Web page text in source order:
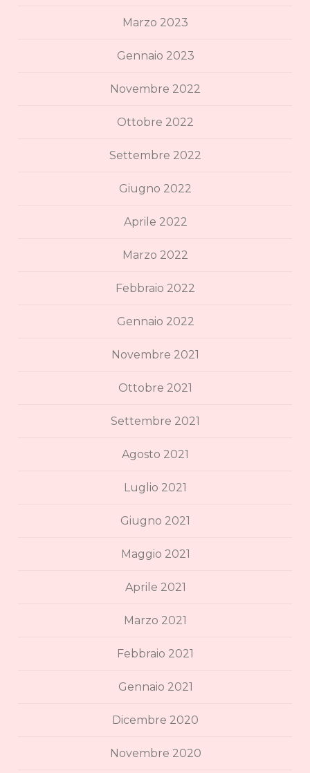
Marzo 2023
Gennaio 2023
Novembre 2022
Ottobre 2022
Settembre 2022
Giugno 2022
Aprile 2022
Marzo 2022
Febbraio 2022
Gennaio 2022
Novembre 2021
Ottobre 2021
Settembre 2021
Agosto 2021
Luglio 2021
Giugno 2021
Maggio 2021
Aprile 2021
Marzo 2021
Febbraio 2021
Gennaio 2021
Dicembre 2020
Novembre 2020